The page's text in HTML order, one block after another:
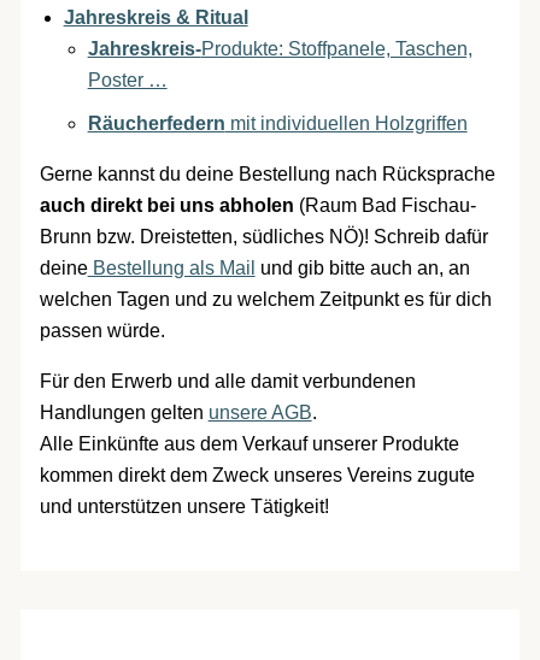
Jahreskreis & Ritual
Jahreskreis-Produkte: Stoffpanele, Taschen,
Poster …
Räucherfedern mit individuellen Holzgriffen
Gerne kannst du deine Bestellung nach Rücksprache
auch direkt bei uns abholen (Raum Bad Fischau-
Brunn bzw. Dreistetten, südliches NÖ)! Schreib dafür
deineBestellung als Mail und gib bitte auch an, an
welchen Tagen und zu welchem Zeitpunkt es für dich
passen würde.
Für den Erwerb und alle damit verbundenen
Handlungen gelten unsere AGB.
Alle Einkünfte aus dem Verkauf unserer Produkte
kommen direkt dem Zweck unseres Vereins zugute
und unterstützen unsere Tätigkeit!